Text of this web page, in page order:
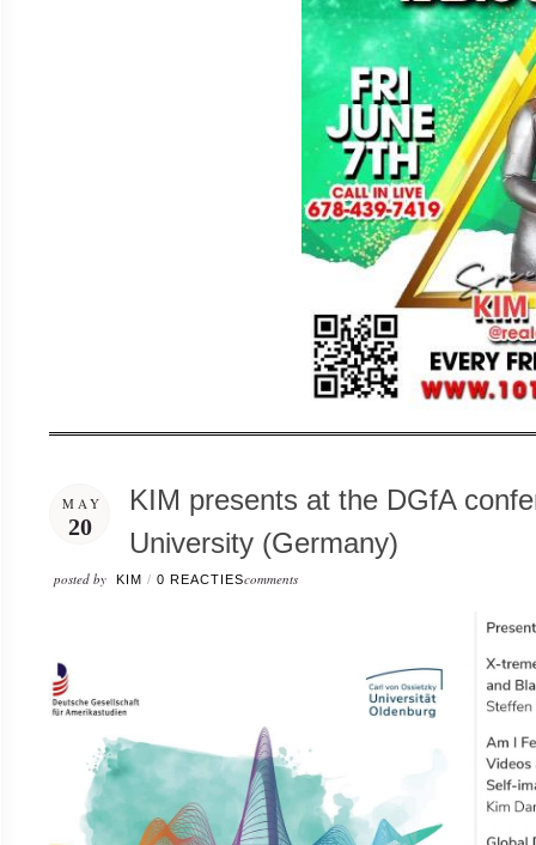
MAY
20
KIM presents at the DGfA
University (Germany)
posted by KIM / 0 REACTIEScomments